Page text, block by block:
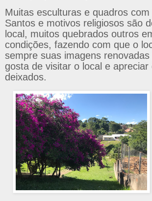
Muitas esculturas e quadros
Santos e motivos religiosos são
local, muitos quebrados outros
condições, fazendo com que o
sempre suas imagens
gosta de visitar o local e
deixados.